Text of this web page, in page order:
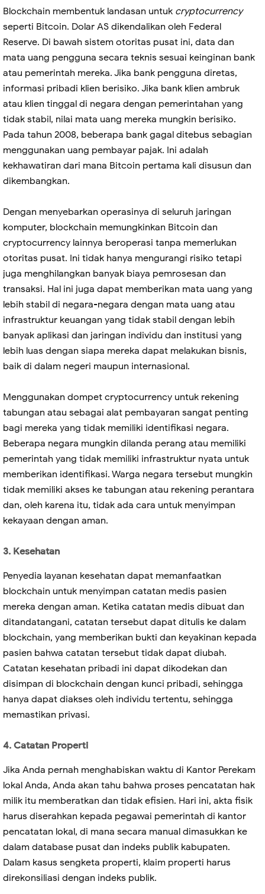
Blockchain membentuk landasan untuk cryptocurrency
seperti Bitcoin. Dolar AS dikendalikan oleh Federal
Reserve. Di bawah sistem otoritas pusat ini, data dan
mata uang pengguna secara teknis sesuai keinginan bank
atau pemerintah mereka. Jika bank pengguna diretas,
informasi pribadi klien berisiko. Jika bank klien ambruk
atau klien tinggal di negara dengan pemerintahan yang
tidak stabil, nilai mata uang mereka mungkin berisiko.
Pada tahun 2008, beberapa bank gagal ditebus sebagian
menggunakan uang pembayar pajak. Ini adalah
kekhawatiran dari mana Bitcoin pertama kali disusun dan
dikembangkan.
Dengan menyebarkan operasinya di seluruh jaringan
komputer, blockchain memungkinkan Bitcoin dan
cryptocurrency lainnya beroperasi tanpa memerlukan
otoritas pusat. Ini tidak hanya mengurangi risiko tetapi
juga menghilangkan banyak biaya pemrosesan dan
transaksi. Hal ini juga dapat memberikan mata uang yang
lebih stabil di negara-negara dengan mata uang atau
infrastruktur keuangan yang tidak stabil dengan lebih
banyak aplikasi dan jaringan individu dan institusi yang
lebih luas dengan siapa mereka dapat melakukan bisnis,
baik di dalam negeri maupun internasional.
Menggunakan dompet cryptocurrency untuk rekening
tabungan atau sebagai alat pembayaran sangat penting
bagi mereka yang tidak memiliki identifikasi negara.
Beberapa negara mungkin dilanda perang atau memiliki
pemerintah yang tidak memiliki infrastruktur nyata untuk
memberikan identifikasi. Warga negara tersebut mungkin
tidak memiliki akses ke tabungan atau rekening perantara
dan, oleh karena itu, tidak ada cara untuk menyimpan
kekayaan dengan aman.
3. Kesehatan
Penyedia layanan kesehatan dapat memanfaatkan
blockchain untuk menyimpan catatan medis pasien
mereka dengan aman. Ketika catatan medis dibuat dan
ditandatangani, catatan tersebut dapat ditulis ke dalam
blockchain, yang memberikan bukti dan keyakinan kepada
pasien bahwa catatan tersebut tidak dapat diubah.
Catatan kesehatan pribadi ini dapat dikodekan dan
disimpan di blockchain dengan kunci pribadi, sehingga
hanya dapat diakses oleh individu tertentu, sehingga
memastikan privasi.
4. Catatan Properti
Jika Anda pernah menghabiskan waktu di Kantor Perekam
lokal Anda, Anda akan tahu bahwa proses pencatatan hak
milik itu memberatkan dan tidak efisien. Hari ini, akta fisik
harus diserahkan kepada pegawai pemerintah di kantor
pencatatan lokal, di mana secara manual dimasukkan ke
dalam database pusat dan indeks publik kabupaten.
Dalam kasus sengketa properti, klaim properti harus
direkonsiliasi dengan indeks publik.